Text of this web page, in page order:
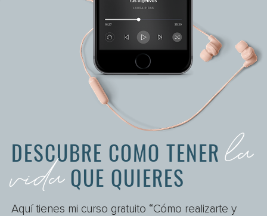
DESCUBRE COMO TENERla
vidaQUE QUIERES
Aquí tienes mi curso gratuito “Cómo realizarte y